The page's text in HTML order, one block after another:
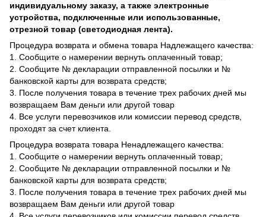
индивидуальному заказу, а также электронные
устройства, подключенные или использованные,
отрезной товар (светодиодная лента).
Процедура возврата и обмена товара Надлежащего качества:
1. Сообщите о намерении вернуть оплаченный товар;
2. Сообщите № декларации отправленной посылки и №
банковской карты для возврата средств;
3. После получения товара в течение трех рабочих дней мы
возвращаем Вам деньги или другой товар
4. Все услуги перевозчиков или комиссии перевод средств,
проходят за счет клиента.
Процедура возврата товара Ненадлежащего качества:
1. Сообщите о намерении вернуть оплаченный товар;
2. Сообщите № декларации отправленной посылки и №
банковской карты для возврата средств;
3. После получения товара в течение трех рабочих дней мы
возвращаем Вам деньги или другой товар